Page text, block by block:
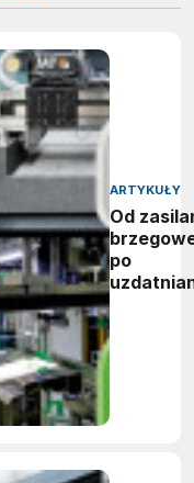
ARTYKUŁY
Od
po